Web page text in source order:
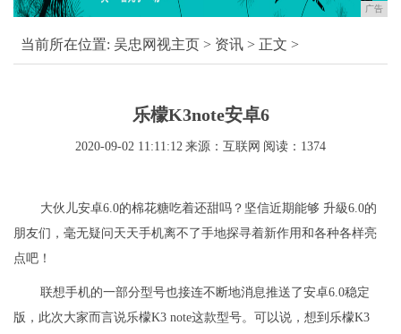
广告
当前所在位置: 吴忠网视主页 > 资讯 > 正文 >
乐檬K3note安卓6
2020-09-02 11:11:12 来源：互联网 阅读：1374
大伙儿安卓6.0的棉花糖吃着还甜吗？坚信近期能够 升級6.0的
朋友们，毫无疑问天天手机离不了手地探寻着新作用和各种各样亮
点吧！
联想手机的一部分型号也接连不断地消息推送了安卓6.0稳定
版，此次大家而言说乐檬K3 note这款型号。可以说，想到乐檬K3